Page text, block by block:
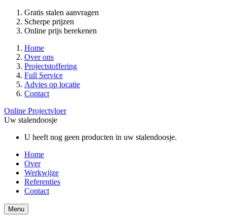
Gratis stalen aanvragen
Scherpe prijzen
Online prijs berekenen
Home
Over ons
Projectstoffering
Full Service
Advies op locatie
Contact
Online Projectvloer
Uw stalendoosje
U heeft nog geen producten in uw stalendoosje.
Home
Over
Werkwijze
Referenties
Contact
Menu